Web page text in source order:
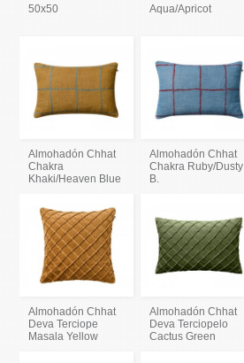
50x50
Aqua/Apricot
Almohadón Chhat
Chakra
Khaki/Heaven Blue
Almohadón Chhat
Chakra Ruby/Dusty
B.
Almohadón Chhat
Deva Terciope
Masala Yellow
Almohadón Chhat
Deva Terciopelo
Cactus Green